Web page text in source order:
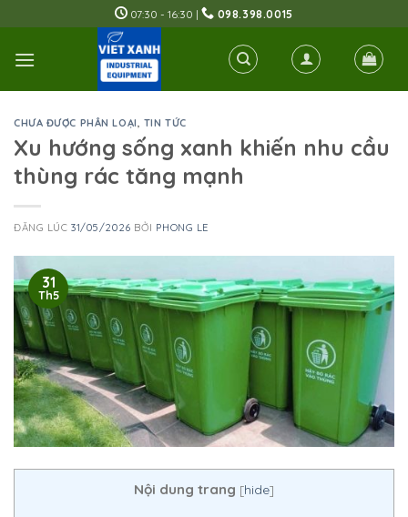
to
content
07:30 - 16:30 | 098.398.0015
CHƯA ĐƯỢC PHÂN LOẠI, TIN TỨC
Xu hướng sống xanh khiến nhu cầu
thùng rác tăng mạnh
ĐĂNG LÚC31/05/2026 BỞI PHONG LE
31
Th5
Nội dung trang [hide]